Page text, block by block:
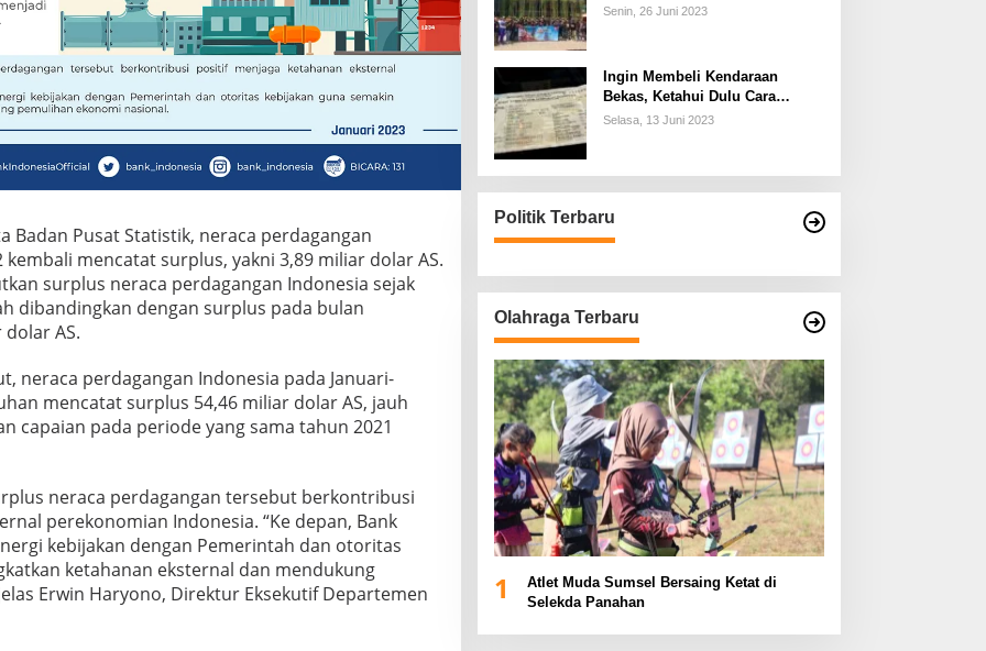
Badan Pusat Statistik, neraca perdagangan
mencatat surplus, yakni 3,89 miliar dolar AS.
surplus neraca perdagangan Indonesia sejak
dibandingkan dengan surplus pada bulan
AS.
neraca perdagangan Indonesia pada Januari-
mencatat surplus 54,46 miliar dolar AS, jauh
capaian pada periode yang sama tahun 2021
neraca perdagangan tersebut berkontribusi
perekonomian Indonesia. “Ke depan, Bank
kebijakan dengan Pemerintah dan otoritas
ketahanan eksternal dan mendukung
Erwin Haryono, Direktur Eksekutif Departemen
Senin, 26 Juni 2023
Ingin Membeli Kendaraan
Bekas, Ketahui Dulu Cara
Membedakan STNK Palsu dan
Selasa, 13 Juni 2023
Politik Terbaru
Olahraga Terbaru
1
Atlet Muda Sumsel Bersaing Ketat di
Selekda Panahan